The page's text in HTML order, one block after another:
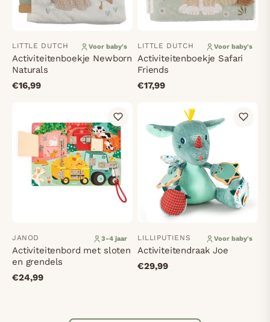
LITTLE DUTCH Voor baby's
Activiteitenboekje Newborn
Naturals
€16,99
LITTLE DUTCH Voor baby's
Activiteitenboekje Safari
Friends
€17,99
JANOD 3-4 jaar
Activiteitenbord met sloten
en grendels
€24,99
LILLIPUTIENS Voor baby's
Activiteitendraak Joe
€29,99